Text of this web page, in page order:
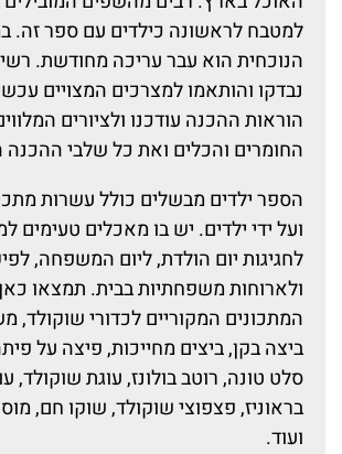
למטבח לראשונה כילדים עם ספר זה.
הנוכחית הוא עבר עריכה מחודשת.
נבדקו והותאמו למצרכים המצויים
הוראות ההכנה עודכנו ולציורים
החומרים והכלים ואת כל שלבי ההכנה
הספר ילדים מבשלים כולל עשרות
ועל ידי ילדים. יש בו מאכלים טעימים
לחגיגות יום הולדת, ליום המשפחה,
ולארוחות משפחתיות בבית. תמצאו
המתכונים המקוריים לכדורי שוקולד,
ביצה בקן, ביצים מחייכות, פיצה על
סלט טונה, רוטב בולונז, עוגת שוקולד,
בראוניז, פצפוצי שוקולד, שוקו חם,
ועוד.